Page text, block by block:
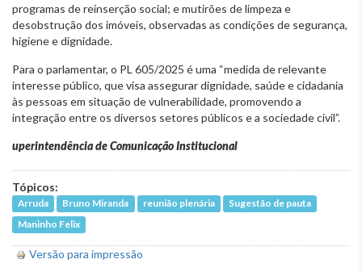
programas de reinserção social; e mutirões de limpeza e
desobstrução dos imóveis, observadas as condições de segurança,
higiene e dignidade.
Para o parlamentar, o PL 605/2025 é uma “medida de relevante
interesse público, que visa assegurar dignidade, saúde e cidadania
às pessoas em situação de vulnerabilidade, promovendo a
integração entre os diversos setores públicos e a sociedade civil”.
uperintendência de Comunicação Institucional
Tópicos:
Arruda Bruno Miranda reunião plenária
Sugestão de pauta
Maninho Felix
Versão para impressão